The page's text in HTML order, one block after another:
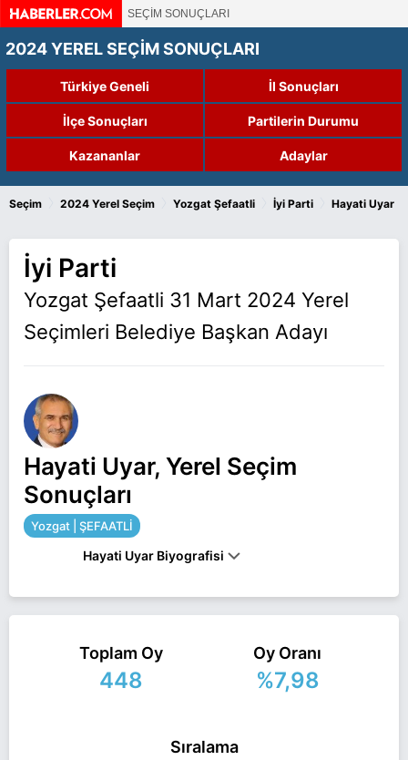
SEÇİM SONUÇLARI
2024 YEREL SEÇİM SONUÇLARI
Türkiye Geneli İl Sonuçları
İlçe Sonuçları Partilerin Durumu
Kazananlar Adaylar
Seçim 2024 Yerel Seçim Yozgat Şefaatli İyi Parti Hayati Uyar
İyi Parti
Yozgat Şefaatli 31 Mart 2024 Yerel
Seçimleri Belediye Başkan Adayı
Hayati Uyar, Yerel Seçim
Sonuçları
Yozgat | ŞEFAATLİ
Hayati Uyar Biyografisi
adayı olarak İyi Parti ile 31 Mart 2024 yerel
seçimlerinde yarışıyor. Hayati Uyar ile ilgili daha
fazla bilgi için
Hayati Uyar Haberlerisayfamızı
Toplam Oy
448
Oy Oranı
%7,98
Sıralama